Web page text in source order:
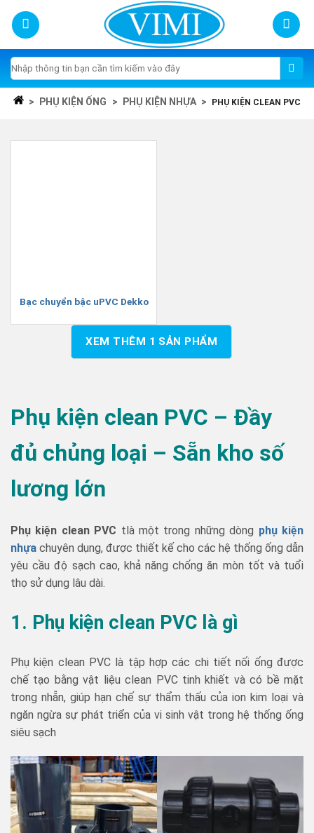
content
Tìm
kiếm:
> PHỤ KIỆN ỐNG > PHỤ KIỆN NHỰA > PHỤ KIỆN CLEAN PVC
Bạc chuyển bậc uPVC Dekko
XEM THÊM 1 SẢN PHẨM
Phụ kiện clean PVC – Đầy
đủ chủng loại – Sẵn kho số
lương lớn
Phụ kiện clean PVC tlà một trong những dòng phụ kiện
nhựa chuyên dụng, được thiết kế cho các hệ thống ống dẫn
yêu cầu độ sạch cao, khả năng chống ăn mòn tốt và tuổi
thọ sử dụng lâu dài.
1. Phụ kiện clean PVC là gì
Phụ kiện clean PVC là tập hợp các chi tiết nối ống được
chế tạo bằng vật liệu clean PVC tinh khiết và có bề mặt
trong nhẵn, giúp hạn chế sự thẩm thấu của ion kim loại và
ngăn ngừa sự phát triển của vi sinh vật trong hệ thống ống
siêu sạch